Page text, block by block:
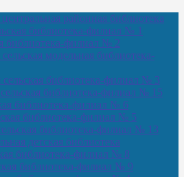
районная библиотека
библиотека-филиал № 1
библиотека-филиал № 2
модельная библиотека-
сельская библиотека-филиал № 3
библиотека-филиал № 15
библиотека-филиал № 6
библиотека-филиал № 5
библиотека-филиал № 13
детская библиотека
библиотека-филиал № 8
библиотека-филиал № 9